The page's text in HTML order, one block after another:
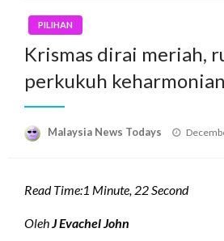
PILIHAN
Krismas dirai meriah,
perkukuh keharmonian
Malaysia News Todays
Posted
Read Time:1 Minute, 22 Second
OlehJ Evachel John